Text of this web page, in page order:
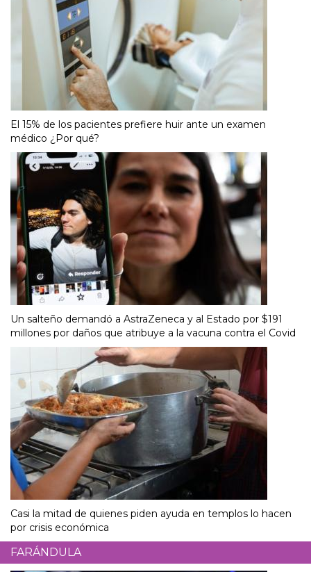
El 15% de los pacientes prefiere huir ante un examen
médico ¿Por qué?
Un salteño demandó a AstraZeneca y al Estado por $191
millones por daños que atribuye a la vacuna contra el Covid
Casi la mitad de quienes piden ayuda en templos lo hacen
por crisis económica
FARÁNDULA